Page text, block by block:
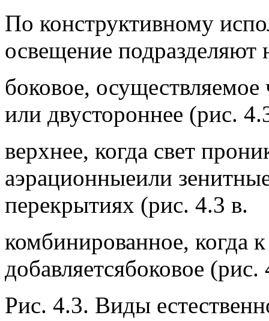
По конструктивному
освещение подразделяют
боковое,
или двустороннее (рис.
верхнее, когда свет
аэрационныеили
перекрытиях (рис. 4.3 в.
комбинированное, когда
добавляетсябоковое (рис.
Рис. 4.3. Виды